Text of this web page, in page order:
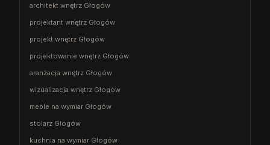
architekt wnętrz Głogów
projektant wnętrz Głogów
projekt wnętrz Głogów
projektowanie wnętrz Głogów
aranżacja wnętrz Głogów
wizualizacja wnętrz Głogów
meble na wymiar Głogów
stolarz Głogów
kuchnia na wymiar Głogów